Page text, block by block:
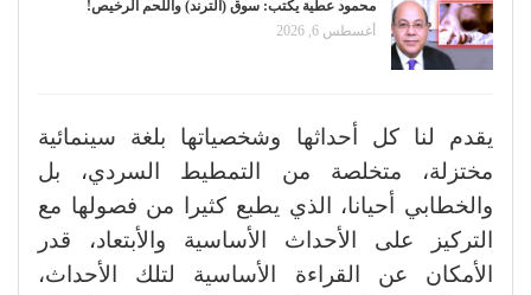
محمود عطية يكتب: سوق (الترند) واللحم الرخيص!
أغسطس 6, 2026
يقدم لنا كل أحداثها وشخصياتها بلغة سينمائية
مختزلة، متخلصة من التمطيط السردي، بل
والخطابي أحيانا، الذي يطبع كثيرا من فصولها مع
التركيز على الأحداث الأساسية والأبتعاد، قدر
الأمكان عن القراءة الأساسية لتلك الأحداث،